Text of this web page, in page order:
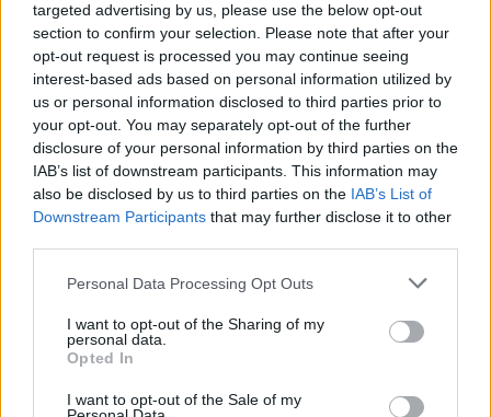
targeted advertising by us, please use the below opt-out
section to confirm your selection. Please note that after your
opt-out request is processed you may continue seeing
interest-based ads based on personal information utilized by
us or personal information disclosed to third parties prior to
your opt-out. You may separately opt-out of the further
disclosure of your personal information by third parties on the
IAB’s list of downstream participants. This information may
also be disclosed by us to third parties on the IAB’s List of
Downstream Participants that may further disclose it to other
Personal Data Processing Opt Outs
I want to opt-out of the Sharing of my
personal data.
Opted In
I want to opt-out of the Sale of my
MATKAILU
Maailman eniten matkustaneet
valitsivat suosikkikohteensa –
yllättävä voittaja
3